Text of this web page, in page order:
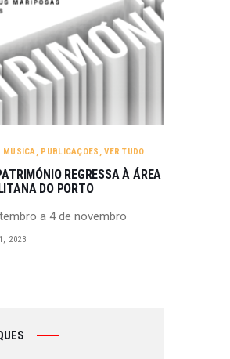
MÚSICA, PUBLICAÇÕES ,VER TUDO
REGRESSA À ÁREA
DO PORTO
a 4 de novembro
2023